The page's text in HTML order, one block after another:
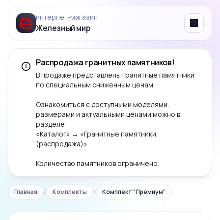
интернет‑магазин
Железный мир Menu
Распродажа гранитных памятников!
В продаже представлены гранитные памятники
по специальным сниженным ценам.
Ознакомиться с доступными моделями,
размерами и актуальными ценами можно в
разделе:
«Каталог» → «Гранитные памятники
(распродажа)»
Количество памятников ограничено.
Главная / Комплекты / Комплект "Премиум"
‹